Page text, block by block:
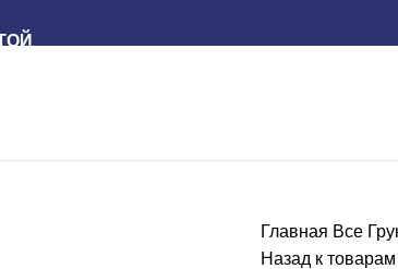
Главная Все
Назад к товарам